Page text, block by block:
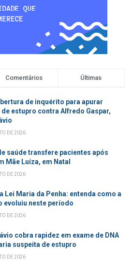
Comentários Últimas
de inquérito para apurar
estupro contra Alfredo Gaspar,
DE 2026
saúde transfere pacientes após
Mãe Luíza, em Natal
DE 2026
Lei Maria da Penha: entenda como a
evoluiu neste período
DE 2026
cobra rapidez em exame de DNA
suspeita de estupro
DE 2026